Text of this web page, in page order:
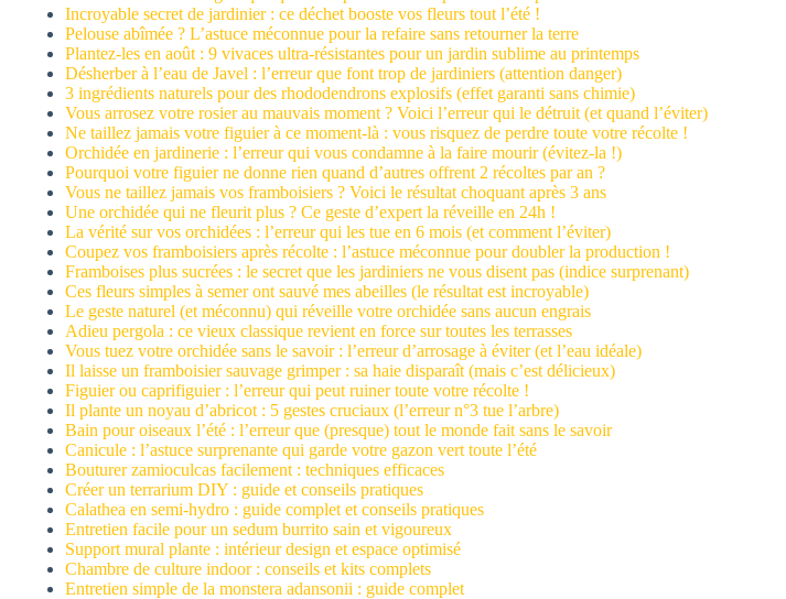
Incroyable secret de jardinier : ce déchet booste vos fleurs tout l’été !
Pelouse abîmée ? L’astuce méconnue pour la refaire sans retourner la terre
Plantez-les en août : 9 vivaces ultra-résistantes pour un jardin sublime au printemps
Désherber à l’eau de Javel : l’erreur que font trop de jardiniers (attention danger)
3 ingrédients naturels pour des rhododendrons explosifs (effet garanti sans chimie)
Vous arrosez votre rosier au mauvais moment ? Voici l’erreur qui le détruit (et quand l’éviter)
Ne taillez jamais votre figuier à ce moment-là : vous risquez de perdre toute votre récolte !
Orchidée en jardinerie : l’erreur qui vous condamne à la faire mourir (évitez-la !)
Pourquoi votre figuier ne donne rien quand d’autres offrent 2 récoltes par an ?
Vous ne taillez jamais vos framboisiers ? Voici le résultat choquant après 3 ans
Une orchidée qui ne fleurit plus ? Ce geste d’expert la réveille en 24h !
La vérité sur vos orchidées : l’erreur qui les tue en 6 mois (et comment l’éviter)
Coupez vos framboisiers après récolte : l’astuce méconnue pour doubler la production !
Framboises plus sucrées : le secret que les jardiniers ne vous disent pas (indice surprenant)
Ces fleurs simples à semer ont sauvé mes abeilles (le résultat est incroyable)
Le geste naturel (et méconnu) qui réveille votre orchidée sans aucun engrais
Adieu pergola : ce vieux classique revient en force sur toutes les terrasses
Vous tuez votre orchidée sans le savoir : l’erreur d’arrosage à éviter (et l’eau idéale)
Il laisse un framboisier sauvage grimper : sa haie disparaît (mais c’est délicieux)
Figuier ou caprifiguier : l’erreur qui peut ruiner toute votre récolte !
Il plante un noyau d’abricot : 5 gestes cruciaux (l’erreur n°3 tue l’arbre)
Bain pour oiseaux l’été : l’erreur que (presque) tout le monde fait sans le savoir
Canicule : l’astuce surprenante qui garde votre gazon vert toute l’été
Bouturer zamioculcas facilement : techniques efficaces
Créer un terrarium DIY : guide et conseils pratiques
Calathea en semi-hydro : guide complet et conseils pratiques
Entretien facile pour un sedum burrito sain et vigoureux
Support mural plante : intérieur design et espace optimisé
Chambre de culture indoor : conseils et kits complets
Entretien simple de la monstera adansonii : guide complet